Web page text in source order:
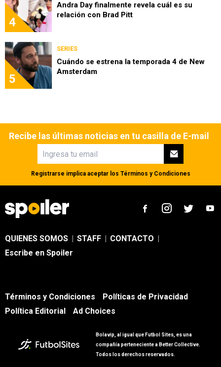
4
Andra Day finalmente revela cuál es su
relación con Brad Pitt
5
SERIES
Cuándo se estrena la temporada 4 de New
Amsterdam
Recibe las últimas noticias en tu casilla de E-mail
Registrarse implica aceptar los Términos y Condiciones
QUIENES SOMOS | STAFF | CONTACTO |
Escribe en Spoiler
Términos y Condiciones
Políticas de Privacidad
Política Editorial
Ad Choices
Bolavip, al igual que Futbol Sites, es una
compañía perteneciente a Better Collective.
Todos los derechos reservados.